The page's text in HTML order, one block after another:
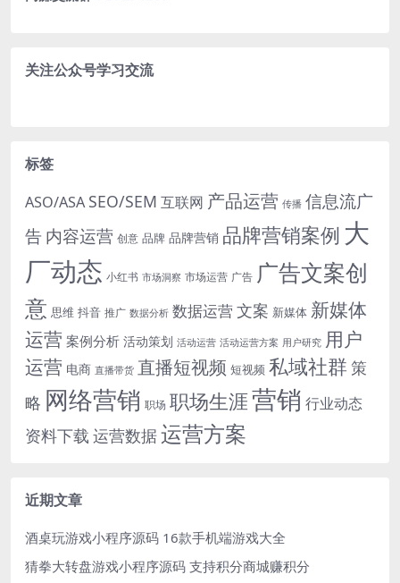
关注公众号学习交流
标签
ASO/ASA SEO/SEM 互联网 产品运营 传播 信息流广
告 内容运营 创意 品牌 品牌营销 品牌营销案例 大
厂动态 小红书 市场洞察 市场运营 广告 广告文案创
意 思维 抖音 推广 数据分析 数据运营文案 新媒体 新媒体
运营 案例分析 活动策划 活动运营 活动运营方案 用户研究 用户
运营 电商 直播带货 直播短视频 短视频 私域社群 策
略 网络营销 职场 职场生涯营销 行业动态
资料下载 运营数据运营方案
近期文章
酒桌玩游戏小程序源码 16款手机端游戏大全
猜拳大转盘游戏小程序源码 支持积分商城赚积分